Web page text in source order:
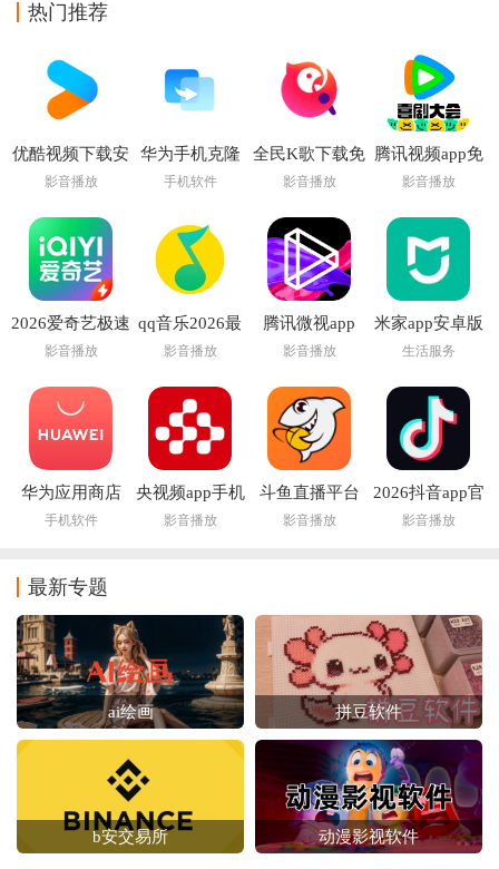
热门推荐
优酷视频下载安
装官方免费下载
影音播放
华为手机克隆
app下载安装
手机软件
全民K歌下载免
费2026新版
影音播放
腾讯视频app免
费下载安装最新
影音播放
2026爱奇艺极速
版app
影音播放
qq音乐2026最
新版本
影音播放
腾讯微视app
影音播放
米家app安卓版
生活服务
华为应用商店
app(华为应用市
手机软件
央视频app手机
版
影音播放
斗鱼直播平台
app
影音播放
2026抖音app官
方正版
影音播放
最新专题
ai绘画 拼豆软件
b安交易所 动漫影视软件